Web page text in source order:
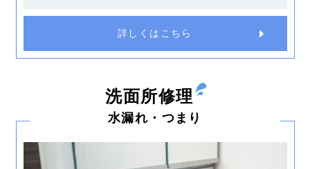
詳しくはこちら
洗面所修理
水漏れ・つまり